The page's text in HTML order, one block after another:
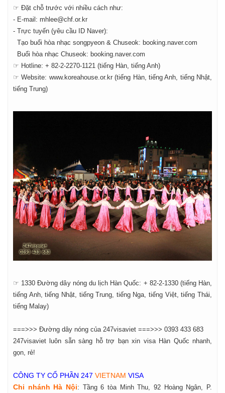
☞ Đặt chỗ trước với nhiều cách như:
- E-mail: mhlee@chf.or.kr
- Trực tuyến (yêu cầu ID Naver):
Tạo buổi hòa nhạc songpyeon & Chuseok: booking.naver.com
Buổi hòa nhạc Chuseok: booking.naver.com
☞ Hotline: + 82-2-2270-1121 (tiếng Hàn, tiếng Anh)
☞ Website: www.koreahouse.or.kr (tiếng Hàn, tiếng Anh, tiếng Nhật,
tiếng Trung)
☞ 1330 Đường dây nóng du lịch Hàn Quốc: + 82-2-1330 (tiếng Hàn,
tiếng Anh, tiếng Nhật, tiếng Trung, tiếng Nga, tiếng Việt, tiếng Thái,
tiếng Malay)
===>>> Đường dây nóng của 247visaviet ===>>> 0393 433 683
247visaviet luôn sẵn sàng hỗ trợ bạn xin visa Hàn Quốc nhanh,
gọn, rẻ!
CÔNG TY CỔ PHẦN 247 VIETNAM VISA
Chi nhánh Hà Nội: Tầng 6 tòa Minh Thu, 92 Hoàng Ngân, P.